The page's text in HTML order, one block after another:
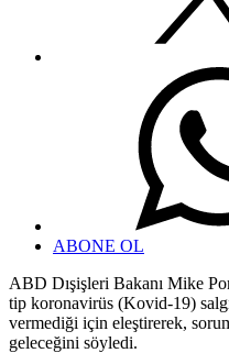
ABONE OL
ABD Dışişleri Bakanı Mike
tip koronavirüs (Kovid-19)
vermediği için eleştirerek,
geleceğini söyledi.